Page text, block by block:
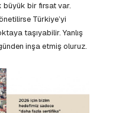
bir fırsat var.
Türkiye’yi
taşıyabilir. Yanlış
inşa etmiş oluruz.